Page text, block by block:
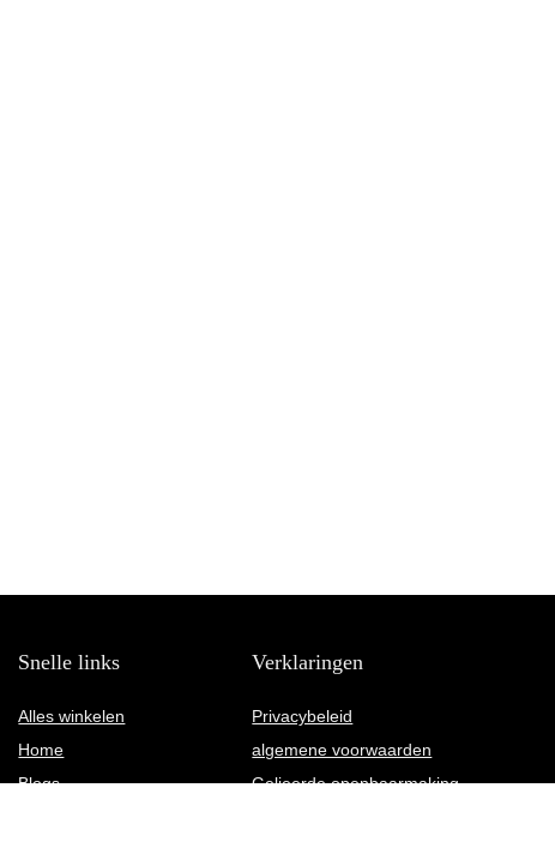
Snelle links
Alles winkelen
Home
Blogs
Verklaringen
Privacybeleid
algemene voorwaarden
Gelieerde openbaarmaking